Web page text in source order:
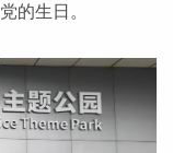
的生日。